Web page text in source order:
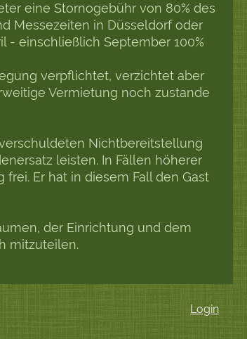
eine Stornogebühr von 80% des
Messezeiten in Düsseldorf oder
- einschließlich September 100%
verpflichtet, verzichtet aber
Vermietung noch zustande
Nichtbereitstellung
leisten. In Fällen höherer
Er hat in diesem Fall den Gast
der Einrichtung und dem
mitzuteilen.
Login